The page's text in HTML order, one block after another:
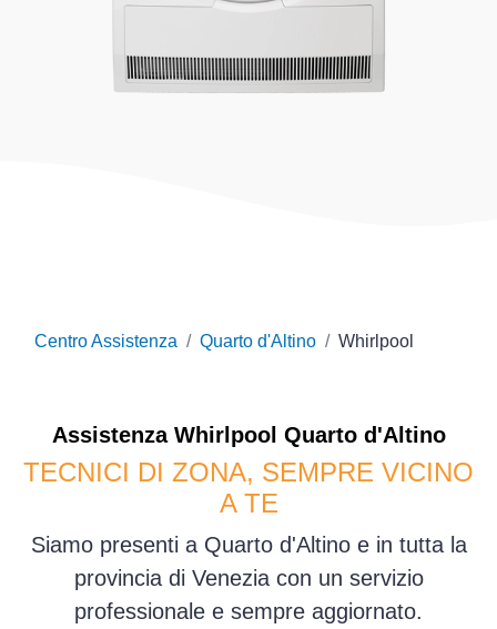
Centro Assistenza Quarto d'Altino Whirlpool
Assistenza Whirlpool Quarto d'Altino
TECNICI DI ZONA, SEMPRE VICINO
A TE
Siamo presenti a Quarto d'Altino e in tutta la
provincia di Venezia con un servizio
professionale e sempre aggiornato.